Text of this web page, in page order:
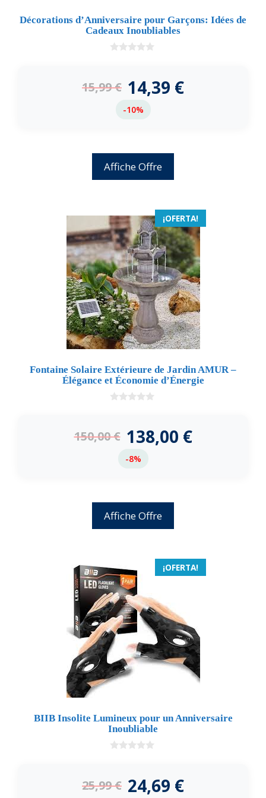
Décorations d’Anniversaire pour Garçons: Idées de
Cadeaux Inoubliables
5
15,99€ 14,39 €
-10%
Affiche Offre
¡OFERTA!
Fontaine Solaire Extérieure de Jardin AMUR –
Élégance et Économie d’Énergie
5
150,00€ 138,00 €
-8%
Affiche Offre
¡OFERTA!
BIIB Insolite Lumineux pour un Anniversaire
Inoubliable
5
25,99€ 24,69 €